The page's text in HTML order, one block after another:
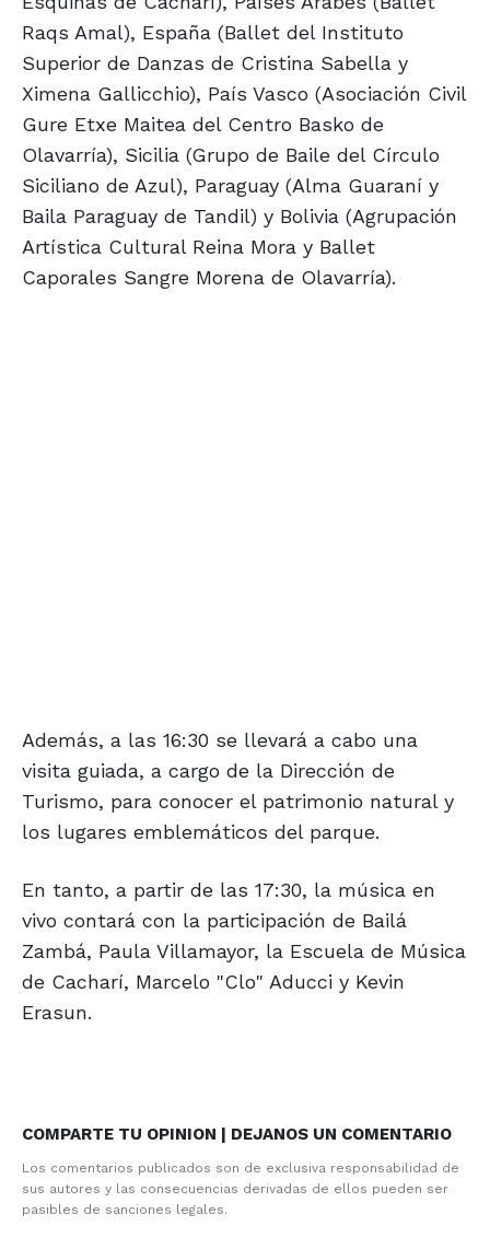
Raqs Amal), España (Ballet del Instituto
Superior de Danzas de Cristina Sabella y
Ximena Gallicchio), País Vasco (Asociación Civil
Gure Etxe Maitea del Centro Basko de
Olavarría), Sicilia (Grupo de Baile del Círculo
Siciliano de Azul), Paraguay (Alma Guaraní y
Baila Paraguay de Tandil) y Bolivia (Agrupación
Artística Cultural Reina Mora y Ballet
Caporales Sangre Morena de Olavarría).
Además, a las 16:30 se llevará a cabo una
visita guiada, a cargo de la Dirección de
Turismo, para conocer el patrimonio natural y
los lugares emblemáticos del parque.
En tanto, a partir de las 17:30, la música en
vivo contará con la participación de Bailá
Zambá, Paula Villamayor, la Escuela de Música
de Cacharí, Marcelo "Clo" Aducci y Kevin
Erasun.
COMPARTE TU OPINION | DEJANOS UN COMENTARIO
Los comentarios publicados son de exclusiva responsabilidad de
sus autores y las consecuencias derivadas de ellos pueden ser
pasibles de sanciones legales.